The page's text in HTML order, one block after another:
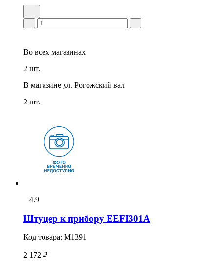
Во всех магазинах
2 шт.
В магазине ул. Рогожский вал
2 шт.
4.9
Штуцер к прибору EEFI301A
Код товара: M1391
2 172 ₽